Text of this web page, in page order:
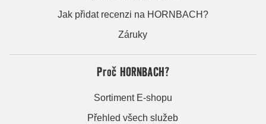
Jak přidat recenzi na HORNBACH?
Záruky
Proč HORNBACH?
Sortiment E-shopu
Přehled všech služeb